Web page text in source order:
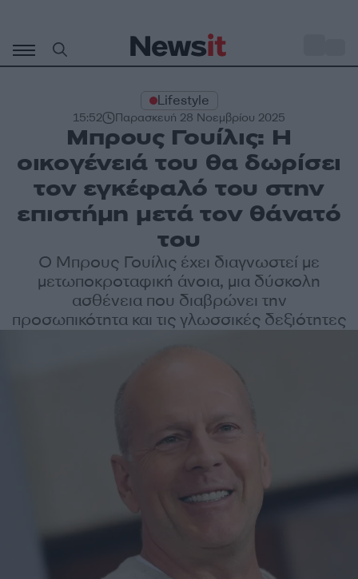
περιεχόμενο
Lifestyle
15:52 Παρασκευή 28 Νοεμβρίου 2025
Μπρους Γουίλις: H
οικογένειά του θα δωρίσει
τον εγκέφαλό του στην
επιστήμη μετά τον θάνατό
του
Ο Μπρους Γουίλις έχει διαγνωστεί με
μετωποκροταφική άνοια, μια δύσκολη
ασθένεια που διαβρώνει την
προσωπικότητα και τις γλωσσικές δεξιότητες